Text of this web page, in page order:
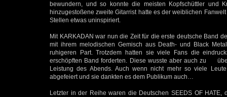
bewundern, und so konnte die meisten Kopfschüttler und
hinzugestoßene zweite Gitarrist hatte es der weiblichen
Stellen etwas uninspiriert.
Mit KARKADAN war nun die Zeit für die erste deutsche Band
mit ihrem melodischen Gemisch aus Death- und Black
ruhigeren Part. Trotzdem hatten sie viele Fans die
erschöpften Band forderten. Diese wusste aber auch zu
Leistung des Abends. Auch wenn nicht mehr so viele
abgefeiert und sie dankten es dem Publikum auch…
Letzter in der Reihe waren die Deutschen SEEDS OF